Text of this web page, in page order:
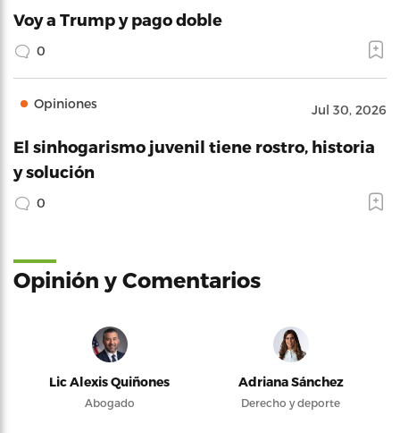
Voy a Trump y pago doble
0
Opiniones Jul 30, 2026
El sinhogarismo juvenil tiene rostro, historia
y solución
0
Opinión y Comentarios
Lic Alexis Quiñones
Abogado
Adriana Sánchez
Derecho y deporte